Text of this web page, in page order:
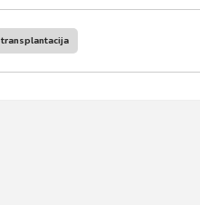
transplantacija